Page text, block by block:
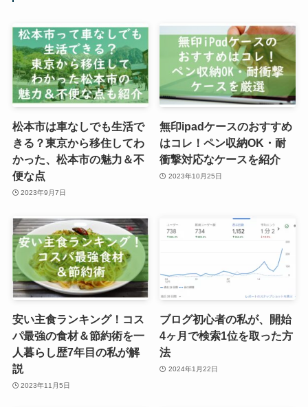
松本市は車なしでも生活で
きる？東京から移住してわ
かった、松本市の魅力＆不
便な点
2023年9月7日
無印ipadケースのおすすめ
はコレ！ペン収納OK・耐
衝撃対応なケースを紹介
2023年10月25日
安い主食ランキング！コス
パ最強の食材＆節約術を一
人暮らし歴7年目の私が解
説
2023年11月5日
ブログ初心者の私が、開始
4ヶ月で検索1位を取った方
法
2024年1月22日